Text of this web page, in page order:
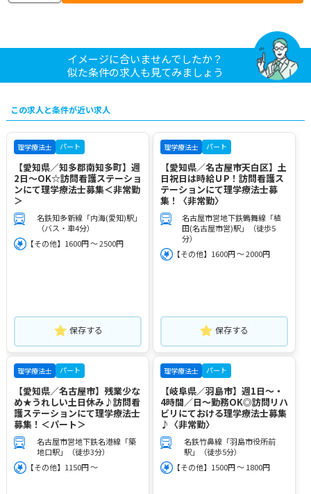
イメージに合いませんでしたか？
似た条件の求人も見てみましょう
この求人と条件が近い求人
理学療法士 パート
【愛知県／知多郡南知多町】週
2日～OK☆訪問看護ステーショ
ンにて理学療法士募集＜非常勤
＞
名鉄知多新線「内海(愛知)駅」
（バス・車4分）
【その他】1600円 ～ 2500円
保存する
理学療法士 パート
【愛知県／名古屋市天白区】土
日祝日は時給ＵP！訪問看護ス
テーションにて理学療法士募
集！〈非常勤〉
名古屋市営地下鉄鶴舞線「植
田(名古屋市営)駅」（徒歩5
分）
【その他】1600円 ～ 2000円
保存する
理学療法士 パート
【愛知県／名古屋市】残業少な
め★うれしい土日休み♪訪問看
護ステーションにて理学療法士
募集！＜パート＞
名古屋市営地下鉄名港線「築
地口駅」（徒歩3分）
【その他】1150円 ～
理学療法士 パート
【岐阜県／羽島市】週1日～・
4時間／日～勤務OK◎訪問リハ
ビリにておける理学療法士募集
♪〈非常勤〉
名鉄竹鼻線「羽島市役所前
駅」（徒歩5分）
【その他】1500円 ～ 1800円